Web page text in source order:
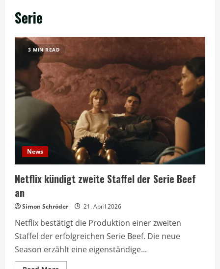
Serie
3 MIN READ
News
Netflix kündigt zweite Staffel der Serie Beef
an
Simon Schröder 21. April 2026
Netflix bestätigt die Produktion einer zweiten
Staffel der erfolgreichen Serie Beef. Die neue
Season erzählt eine eigenständige...